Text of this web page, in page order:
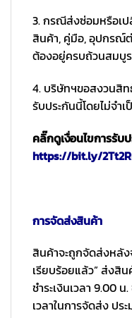
3. กรณีส่งซ่อมหรือเ
สินค้า, คู่มือ, อุปกรณ์
ต้องอยู่ครบถ้วนสมบู
4. บริษัทฯขอสงวนสิท
รับประกันนี้โดยไม่จำ
คลิ๊กดูเงื่อนไขการรับ
https://bit.ly/
การจัดส่งสินค้า
สินค้าจะถูกจัดส่งหลัง
เรียบร้อยแล้ว” ส่งสิ
ชำระเงินเวลา 9.00
เวลาในการจัดส่ง ปร